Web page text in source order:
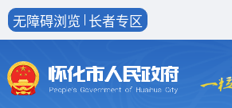
无障碍浏览 长者专区